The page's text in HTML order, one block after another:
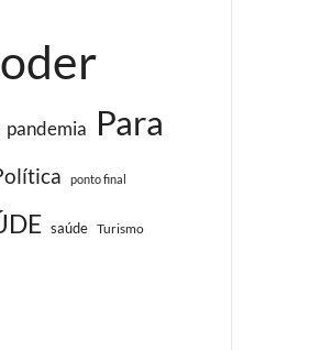
pandemia Para
ponto final
saúde Turismo